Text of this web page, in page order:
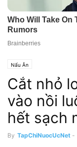
Nấu Ăn
Cắt nhỏ
vào nồi
hết sạch
By TapChiNuocUcNet -